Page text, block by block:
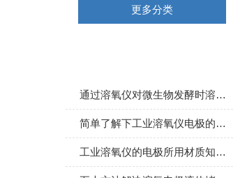
更多分类
通过溶氧仪对微生物发酵时溶氧量的控制
简单了解下工业溶氧仪电极的极化
工业溶氧仪的电极所用材质知多少？